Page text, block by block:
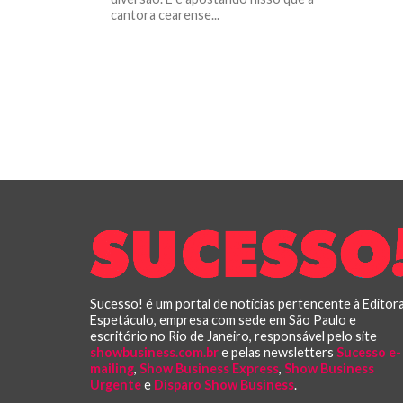
cantora cearense...
Sucesso! é um portal de notícias pertencente à
Espetáculo, empresa com sede em São Paulo e
escritório no Rio de Janeiro, responsável pelo site
showbusiness.com.bre pelas newsletters Sucesso e-
mailing, Show Business Express, Show Business
Urgentee Disparo Show Business.